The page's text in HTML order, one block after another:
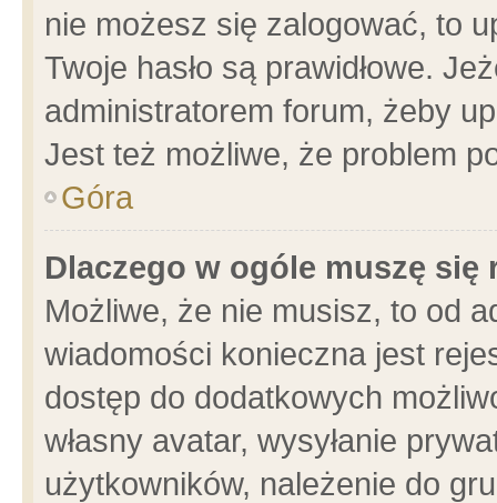
nie możesz się zalogować, to
Twoje hasło są prawidłowe.
administratorem forum, żeby
Jest też możliwe, że problem
Góra
Dlaczego w ogóle muszę się
Możliwe, że nie musisz, to od
wiadomości konieczna jest
dostęp do dodatkowych
własny avatar, wysyłanie
użytkowników, należenie do